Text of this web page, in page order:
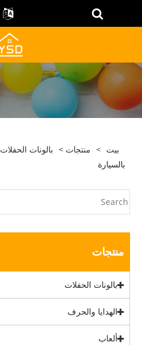
بيت > منتجات > بالونات الحفلات
بالسيارة
منتجات
بالونات الحفلات
الهدايا والحرف
ألعاب